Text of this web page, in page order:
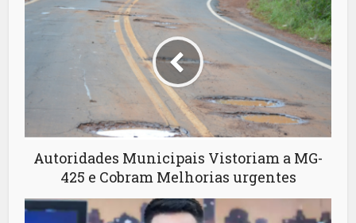
Autoridades Municipais Vistoriam a MG-
425 e Cobram Melhorias urgentes